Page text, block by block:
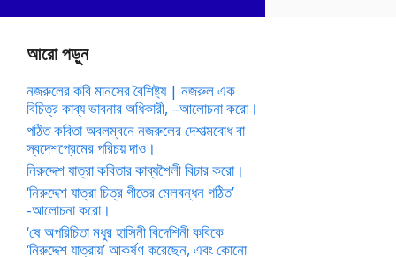
আরো পড়ুন
নজরুলের কবি মানসের বৈশিষ্ট্য | নজরুল এক
বিচিত্র কাব্য ভাবনার অধিকারী, –আলোচনা করো।
পঠিত কবিতা অবলম্বনে নজরুলের দেশাত্মবোধ বা
স্বদেশপ্রেমের পরিচয় দাও।
নিরুদ্দেশ যাত্রা কবিতার কাব্যশৈলী বিচার করো।
‘নিরুদ্দেশ যাত্রা চিত্র গীতের মেলবন্ধন গঠিত’
-আলোচনা করো।
‘ষে অপরিচিতা মধুর হাসিনী বিদেশিনী কবিকে
‘নিরুদ্দেশ যাত্রায়’ আকর্ষণ করেছেন, এবং কোনো